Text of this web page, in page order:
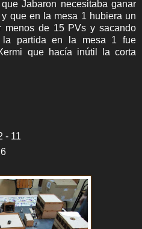
Jabaron necesitaba ganar
que en la mesa 1 hubiera un
menos de 15 PVs y sacando
la partida en la mesa 1 fue
que hacía inútil la corta
- 11